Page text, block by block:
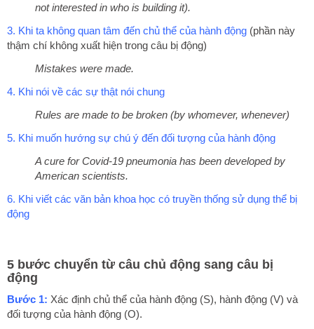
not interested in who is building it).
3. Khi ta không quan tâm đến chủ thể của hành động (phần này
thậm chí không xuất hiện trong câu bị động)
Mistakes were made.
4. Khi nói về các sự thật nói chung
Rules are made to be broken (by whomever, whenever)
5. Khi muốn hướng sự chú ý đến đối tượng của hành động
A cure for Covid-19 pneumonia has been developed by
American scientists.
6. Khi viết các văn bản khoa học có truyền thống sử dụng thể bị
động
5 bước chuyển từ câu chủ động sang câu bị
động
Bước 1: Xác định chủ thể của hành động (S), hành động (V) và
đối tượng của hành động (O).